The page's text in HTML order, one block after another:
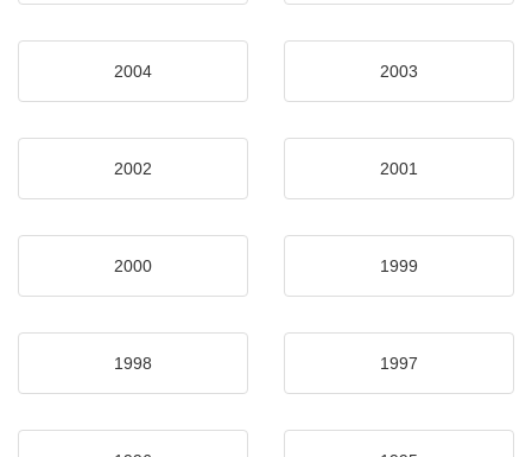
2004 2003
2002 2001
2000 1999
1998 1997